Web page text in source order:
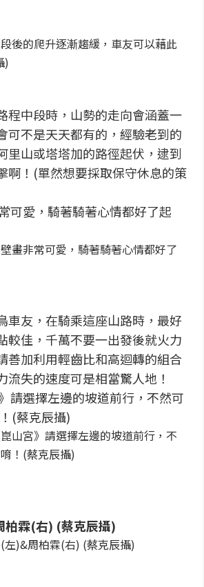
後的爬升逐漸趨緩，車友可以藉此
)
程中段時，山勢的走向會涵蓋一
可不是天天都有的，經驗老到的
里山或塔塔加的路徑起伏，逮到
啊！(單然想要採取保守休息的策
畫非常可愛，騎著騎著心情都好了
車友，在騎乘這座山路時，最好
較佳，千萬不要一出發後就火力
善加利用輕齒比和高迴轉的組合
流失的速度可是相當驚人地！
山宮》請選擇左邊的坡道前行，不
！(蔡克辰攝)
左)&周柏霖(右) (蔡克辰攝)